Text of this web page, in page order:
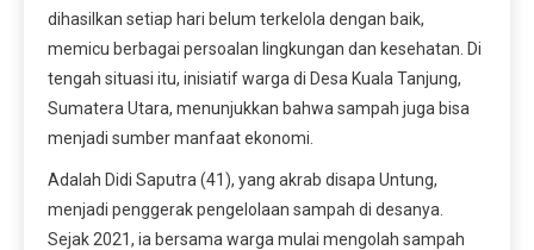
dihasilkan setiap hari belum terkelola dengan baik,
memicu berbagai persoalan lingkungan dan kesehatan. Di
tengah situasi itu, inisiatif warga di Desa Kuala Tanjung,
Sumatera Utara, menunjukkan bahwa sampah juga bisa
menjadi sumber manfaat ekonomi.
Adalah Didi Saputra (41), yang akrab disapa Untung,
menjadi penggerak pengelolaan sampah di desanya.
Sejak 2021, ia bersama warga mulai mengolah sampah